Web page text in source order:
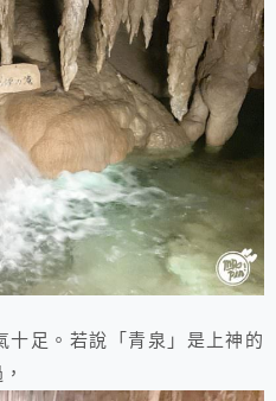
十足。若說「青泉」是上神的